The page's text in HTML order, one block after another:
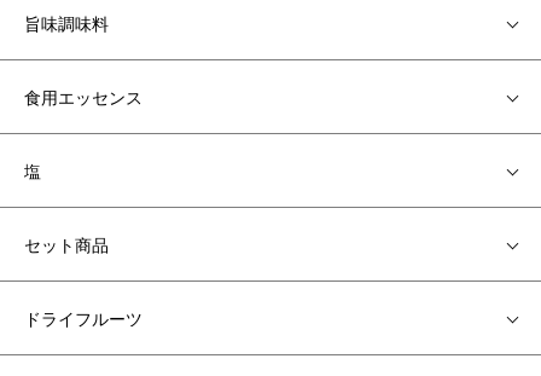
旨味調味料
食用エッセンス
塩
セット商品
ドライフルーツ